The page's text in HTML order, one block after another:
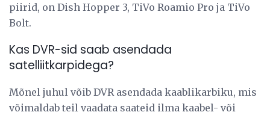
piirid, on Dish Hopper 3, TiVo Roamio Pro ja TiVo
Bolt.
Kas DVR-sid saab asendada
satelliitkarpidega?
Mõnel juhul võib DVR asendada kaablikarbiku, mis
võimaldab teil vaadata saateid ilma kaabel- või